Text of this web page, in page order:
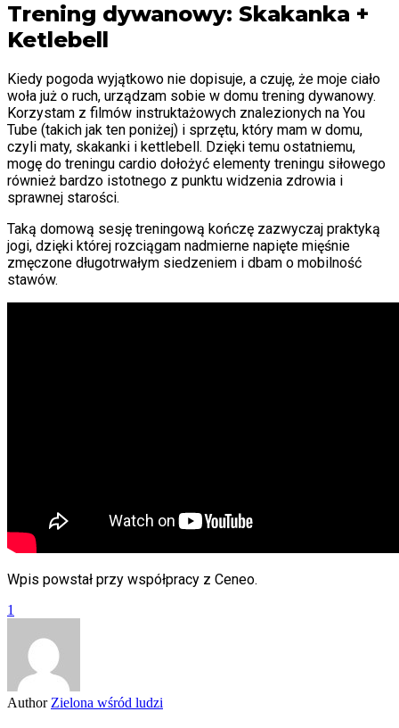
Trening dywanowy: Skakanka +
Ketlebell
Kiedy pogoda wyjątkowo nie dopisuje, a czuję, że moje ciało
woła już o ruch, urządzam sobie w domu trening dywanowy.
Korzystam z filmów instruktażowych znalezionych na You
Tube (takich jak ten poniżej) i sprzętu, który mam w domu,
czyli maty, skakanki i kettlebell. Dzięki temu ostatniemu,
mogę do treningu cardio dołożyć elementy treningu siłowego
również bardzo istotnego z punktu widzenia zdrowia i
sprawnej starości.
Taką domową sesję treningową kończę zazwyczaj praktyką
jogi, dzięki której rozciągam nadmierne napięte mięśnie
zmęczone długotrwałym siedzeniem i dbam o mobilność
stawów.
Wpis powstał przy współpracy z Ceneo.
1
Author Zielona wśród ludzi